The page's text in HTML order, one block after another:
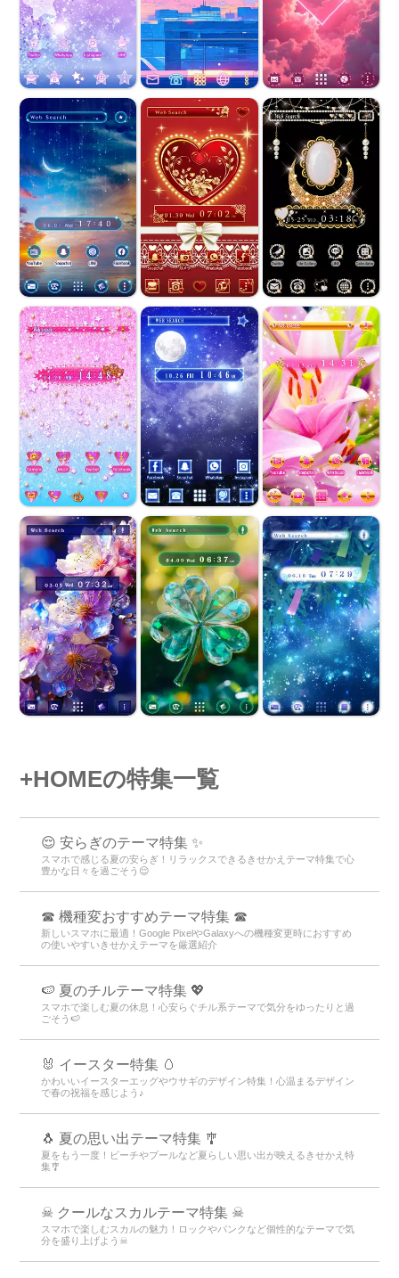
+HOMEの特集一覧
😌 安らぎのテーマ特集 ✨
スマホで感じる夏の安らぎ！リラックスできるきせかえテーマ特集で心
豊かな日々を過ごそう😌
☎ 機種変おすすめテーマ特集 ☎
新しいスマホに最適！Google PixelやGalaxyへの機種変更時におすすめ
の使いやすいきせかえテーマを厳選紹介
🍉 夏のチルテーマ特集 💖
スマホで楽しむ夏の休息！心安らぐチル系テーマで気分をゆったりと過
ごそう🍉
🐰 イースター特集 🥚
かわいいイースターエッグやウサギのデザイン特集！心温まるデザイン
で春の祝福を感じよう♪
🐧 夏の思い出テーマ特集 🎐
夏をもう一度！ビーチやプールなど夏らしい思い出が映えるきせかえ特
集🎐
☠ クールなスカルテーマ特集 ☠
スマホで楽しむスカルの魅力！ロックやパンクなど個性的なテーマで気
分を盛り上げよう☠